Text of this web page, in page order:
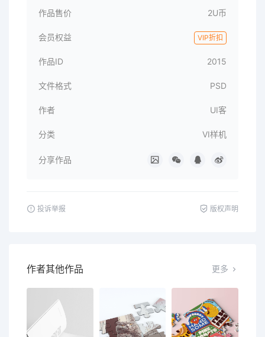
作品售价 2U币
会员权益 VIP折扣
作品ID 2015
文件格式 PSD
作者 UI客
分类 VI样机
分享作品
投诉举报 版权声明
作者其他作品 更多